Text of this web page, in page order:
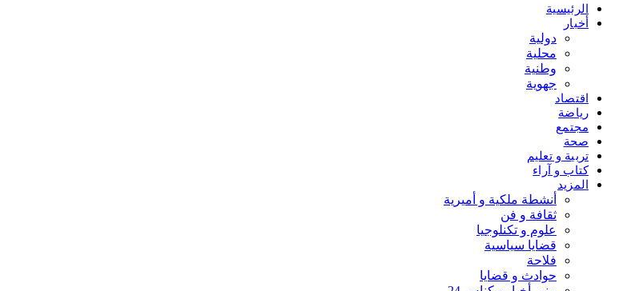
الرئيسية
أخبار
دولية
محلية
وطنية
جهوية
اقتصاد
رياضة
مجتمع
صحة
تربية و تعليم
كتاب و آراء
المزيد
أنشطة ملكية و أميرية
ثقافة و فن
علوم و تكنلوجيا
قضايا سياسية
فلاحة
حوادث و قضايا